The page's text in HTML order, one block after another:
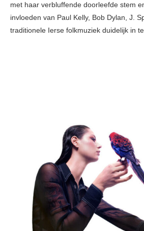
met haar verbluffende doorleefde stem
invloeden van Paul Kelly, Bob Dylan, J.
traditionele Ierse folkmuziek duidelijk in